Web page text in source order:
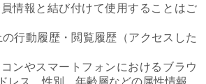
情報と結び付けて使用することはご
の行動履歴・閲覧履歴（アクセスした
コンやスマートフォンにおけるブラウ
レス、性別、年齢層などの属性情報